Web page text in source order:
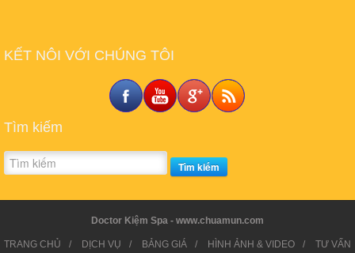
KẾT NÔI VỚI CHÚNG TÔI
Tìm kiếm
Tìm kiếm
Doctor Kiệm Spa - www.chuamun.com
TRANG CHỦ / DỊCH VỤ / BẢNG GIÁ / HÌNH ẢNH & VIDEO / TƯ VẤN